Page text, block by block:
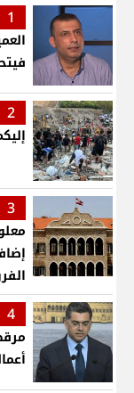
1
2
3
4